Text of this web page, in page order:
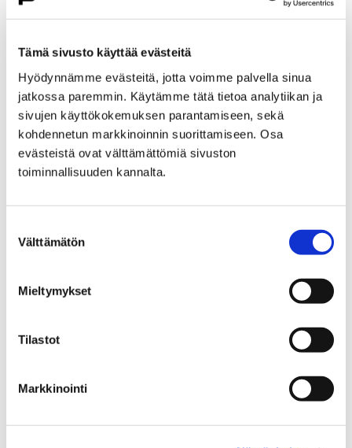
Tämä sivusto käyttää evästeitä
Hyödynnämme evästeitä, jotta voimme palvella sinua
jatkossa paremmin. Käytämme tätä tietoa analytiikan ja
sivujen käyttökokemuksen parantamiseen, sekä
kohdennetun markkinoinnin suorittamiseen. Osa
evästeistä ovat välttämättömiä sivuston
toiminnallisuuden kannalta.
valinta
Välttämätön
Mieltymykset
Tilastot
Markkinointi
Etusivu Kasvatus ja koulutus
Lukio
Päättyneet hankkeet
Priima
Priima-päivä 25.8. Porissa
Priima-päivä 25.8. Porissa
Kaupunkikehitys
Liikenneverkkosuunnittelu
Porin keskustan liikenneverkkosuunnitelma on
Työssä määritetään kaikkien liikennemuotojen
aikajänteen ohjenuorana katujen